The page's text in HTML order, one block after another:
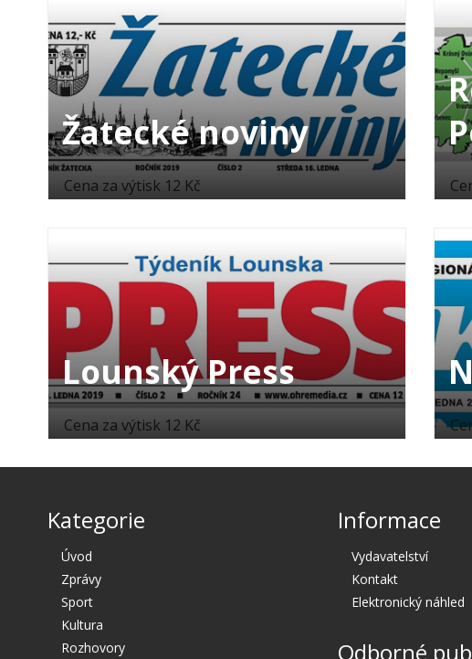
Žatecké noviny
Cena za výtisk 12 Kč
Lounský Press
Cena za výtisk 12 Kč
Kategorie
Úvod
Zprávy
Sport
Kultura
Rozhovory
Informace
Vydavatelství
Kontakt
Elektronický náhled
Odborné